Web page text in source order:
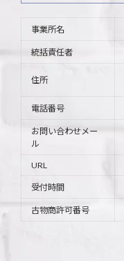
事業所名
統括責任者
住所
電話番号
お問い合わせメー
ル
URL
受付時間
古物商許可番号